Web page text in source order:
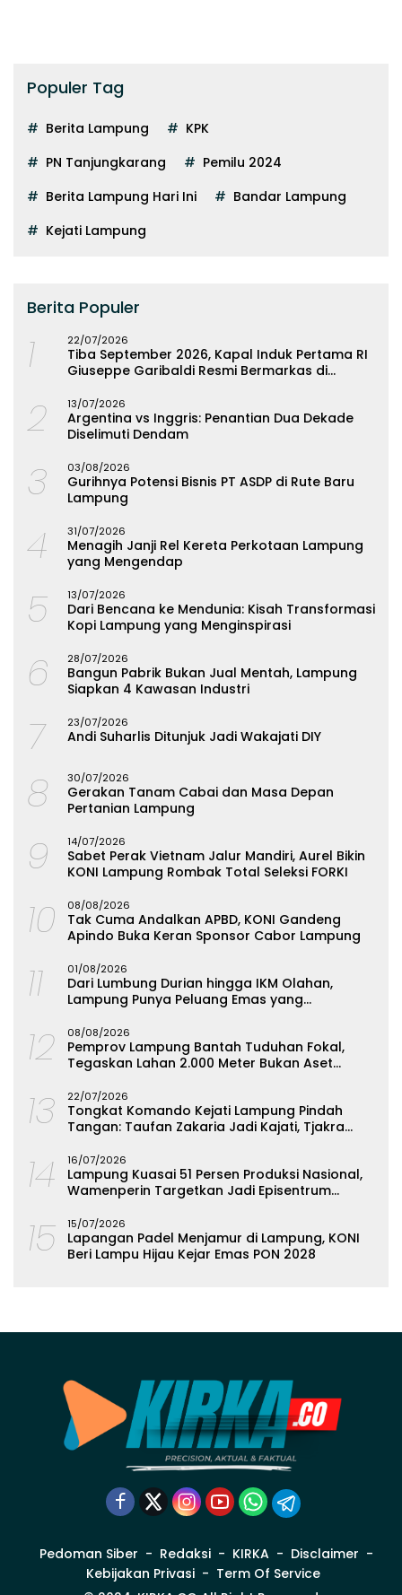
Populer Tag
Berita Lampung
KPK
PN Tanjungkarang
Pemilu 2024
Berita Lampung Hari Ini
Bandar Lampung
Kejati Lampung
Berita Populer
1 22/07/2026
Tiba September 2026, Kapal Induk Pertama RI
Giuseppe Garibaldi Resmi Bermarkas di
2 13/07/2026
Argentina vs Inggris: Penantian Dua Dekade
Diselimuti Dendam
3 03/08/2026
Gurihnya Potensi Bisnis PT ASDP di Rute Baru
Lampung
4 31/07/2026
Menagih Janji Rel Kereta Perkotaan Lampung
yang Mengendap
5 13/07/2026
Dari Bencana ke Mendunia: Kisah Transformasi
Kopi Lampung yang Menginspirasi
6 28/07/2026
Bangun Pabrik Bukan Jual Mentah, Lampung
Siapkan 4 Kawasan Industri
7 23/07/2026
Andi Suharlis Ditunjuk Jadi Wakajati DIY
8 30/07/2026
Gerakan Tanam Cabai dan Masa Depan
Pertanian Lampung
9 14/07/2026
Sabet Perak Vietnam Jalur Mandiri, Aurel Bikin
KONI Lampung Rombak Total Seleksi FORKI
10 08/08/2026
Tak Cuma Andalkan APBD, KONI Gandeng
Apindo Buka Keran Sponsor Cabor Lampung
11 01/08/2026
Dari Lumbung Durian hingga IKM Olahan,
Lampung Punya Peluang Emas yang
12 08/08/2026
Pemprov Lampung Bantah Tuduhan Fokal,
Tegaskan Lahan 2.000 Meter Bukan Aset
13 22/07/2026
Tongkat Komando Kejati Lampung Pindah
Tangan: Taufan Zakaria Jadi Kajati, Tjakra
14 16/07/2026
Lampung Kuasai 51 Persen Produksi Nasional,
Wamenperin Targetkan Jadi Episentrum
15 15/07/2026
Lapangan Padel Menjamur di Lampung, KONI
Beri Lampu Hijau Kejar Emas PON 2028
Pedoman Siber Redaksi KIRKA
Disclaimer
Kebijakan Privasi
Term Of Service